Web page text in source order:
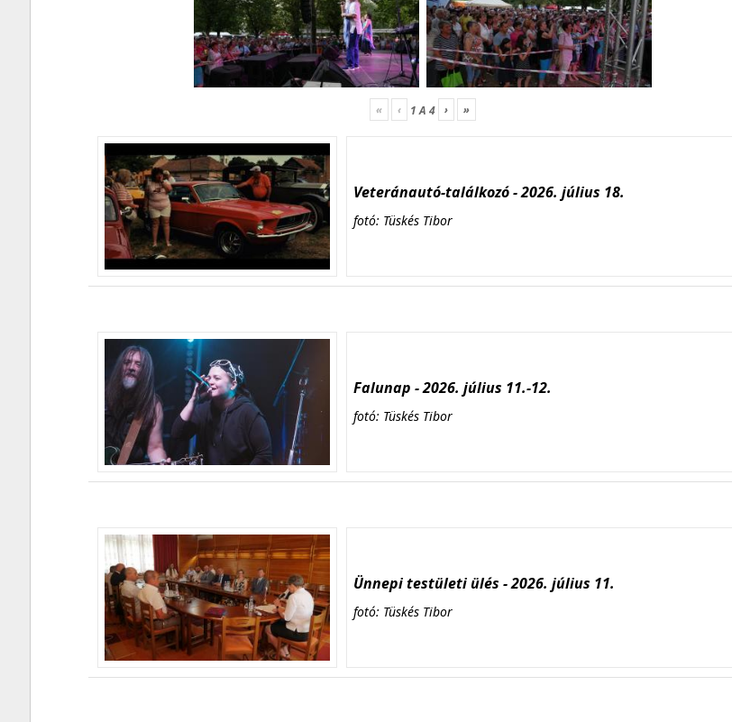
« ‹ 1A 4 › »
Veteránautó-találkozó - 2026. július 18.
fotó: Tüskés Tibor
Falunap - 2026. július 11.-12.
fotó: Tüskés Tibor
Ünnepi testületi ülés - 2026. július 11.
fotó: Tüskés Tibor